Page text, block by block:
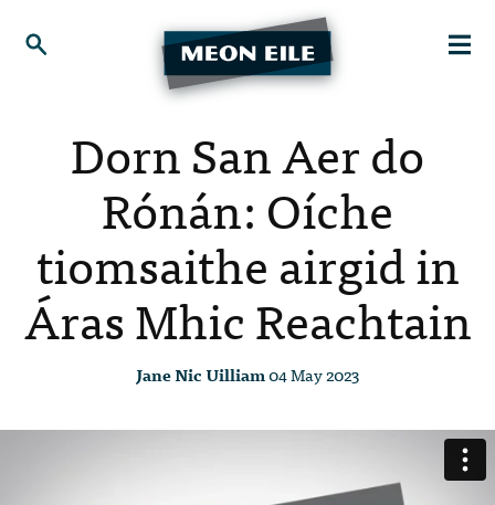
Dorn San Aer do
Rónán: Oíche
tiomsaithe airgid in
Áras Mhic Reachtain
Jane Nic Uilliam04 May 2023